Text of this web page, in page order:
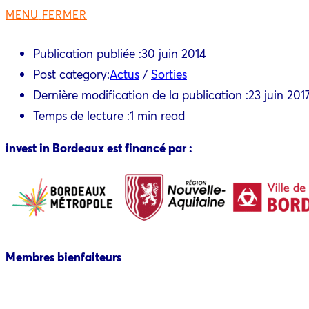
MENU FERMER
Publication publiée :30 juin 2014
Post category:Actus / Sorties
Dernière modification de la publication :23 juin
Temps de lecture :1 min read
invest in Bordeaux est financé par :
Membres bienfaiteurs